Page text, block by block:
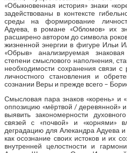
«Обыкновенная история» знаки
задействованы в контексте
среды на формирование
Адуева, в романе «Обломов» их
расширено автором до символа
жизненной энергии в фигуре Ильи
«Обрыв» анализируемая
степени смыслового наполнения,
необходимости сохранения связи с
личностного становления и
сознании Веры и прежде всего –
Смысловая пара знаков «корень» и
оппозицию «мёртвой / деревянной»
выявить закономерности
связей с «почвой» и «корнями»
деградацию для Алекандра Адуева
как осознание своих истоков и их
внутренней целостности и